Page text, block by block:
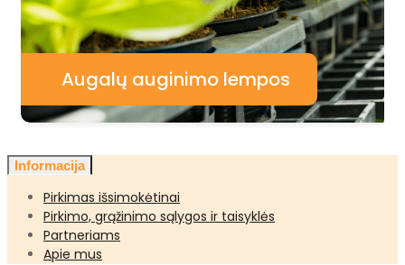
Augalų auginimo lempos
Informacija
Pirkimas išsimokėtinai
Pirkimo, grąžinimo sąlygos ir taisyklės
Partneriams
Apie mus